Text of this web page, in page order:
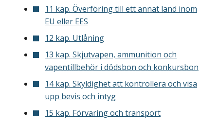
11 kap. Överföring till ett annat land inom
EU eller EES
12 kap. Utlåning
13 kap. Skjutvapen, ammunition och
vapentillbehör i dödsbon och konkursbon
14 kap. Skyldighet att kontrollera och visa
upp bevis och intyg
15 kap. Förvaring och transport